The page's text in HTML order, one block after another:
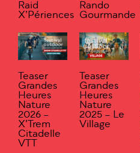
Raid
X’Périences
Rando
Gourmande
Teaser
Grandes
Heures
Nature
2026 –
X’Trem
Citadelle
VTT
Teaser
Grandes
Heures
Nature
2025 – Le
Village